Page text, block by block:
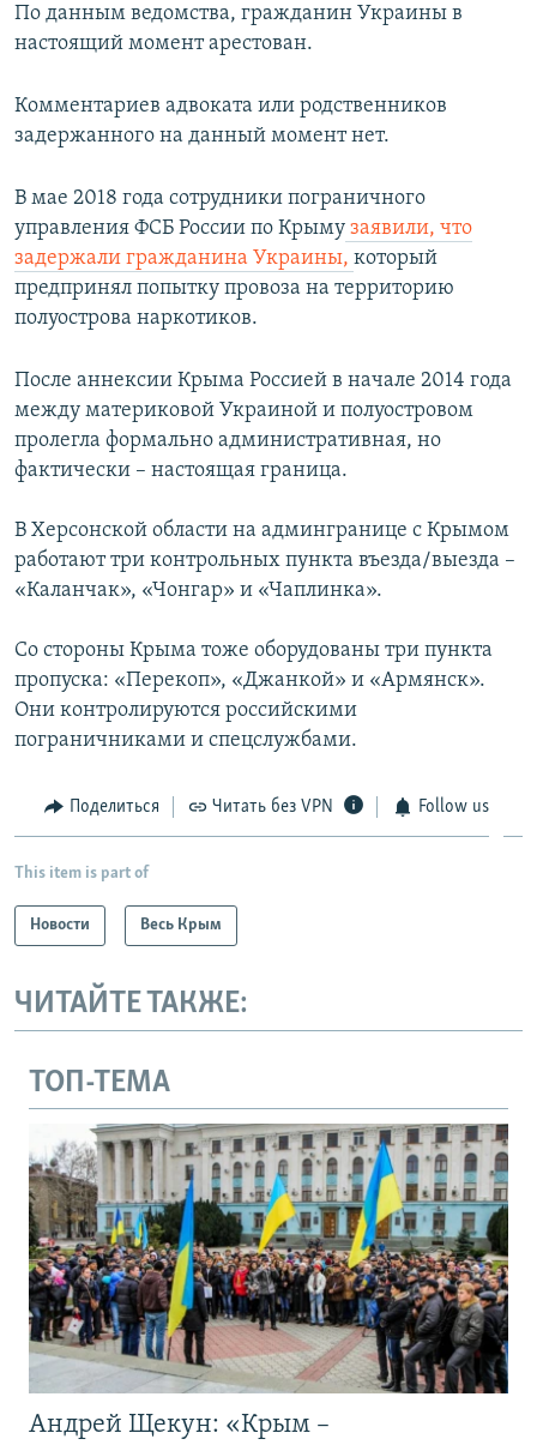
По данным ведомства, гражданин Украины в
настоящий момент арестован.
Комментариев адвоката или родственников
задержанного на данный момент нет.
В мае 2018 года сотрудники пограничного
управления ФСБ России по Крыму заявили, что
задержали гражданина Украины, который
предпринял попытку провоза на территорию
полуострова наркотиков.
После аннексии Крыма Россией в начале 2014 года
между материковой Украиной и полуостровом
пролегла формально административная, но
фактически – настоящая граница.
В Херсонской области на админгранице с Крымом
работают три контрольных пункта въезда/выезда –
«Каланчак», «Чонгар» и «Чаплинка».
Со стороны Крыма тоже оборудованы три пункта
пропуска: «Перекоп», «Джанкой» и «Армянск».
Они контролируются российскими
пограничниками и спецслужбами.
Поделиться Читать без VPN Follow us
This item is part of
Новости Весь Крым
ЧИТАЙТЕ ТАКЖЕ:
ТОП-ТЕМА
Андрей Щекун: «Крым –